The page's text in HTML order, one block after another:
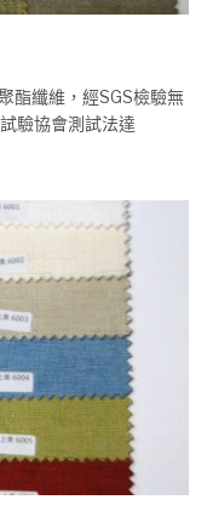
酯纖維，經SGS檢驗無
驗協會測試法達